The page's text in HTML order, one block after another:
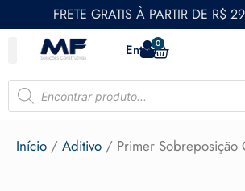
FRETE GRATIS À PARTIR DE R$
Entrar0
Início / Aditivo / Primer Sobreposição